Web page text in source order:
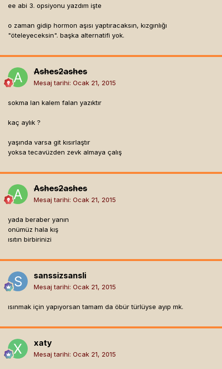
ee abi 3. opsiyonu yazdım işte
o zaman gidip hormon aşısı yaptıracaksın, kızgınlığı
"öteleyeceksin". başka alternatifi yok.
Ashes2ashes
Mesaj tarihi: Ocak 21, 2015
sokma lan kalem falan yazıktır
kaç aylık ?
yaşında varsa git kısırlaştır
yoksa tecavüzden zevk almaya çalış
Ashes2ashes
Mesaj tarihi: Ocak 21, 2015
yada beraber yanın
onümüz hala kış
ısıtın birbirinizi
sanssizsansli
Mesaj tarihi: Ocak 21, 2015
ısınmak için yapıyorsan tamam da öbür türlüyse ayıp mk.
xaty
Mesaj tarihi: Ocak 21, 2015